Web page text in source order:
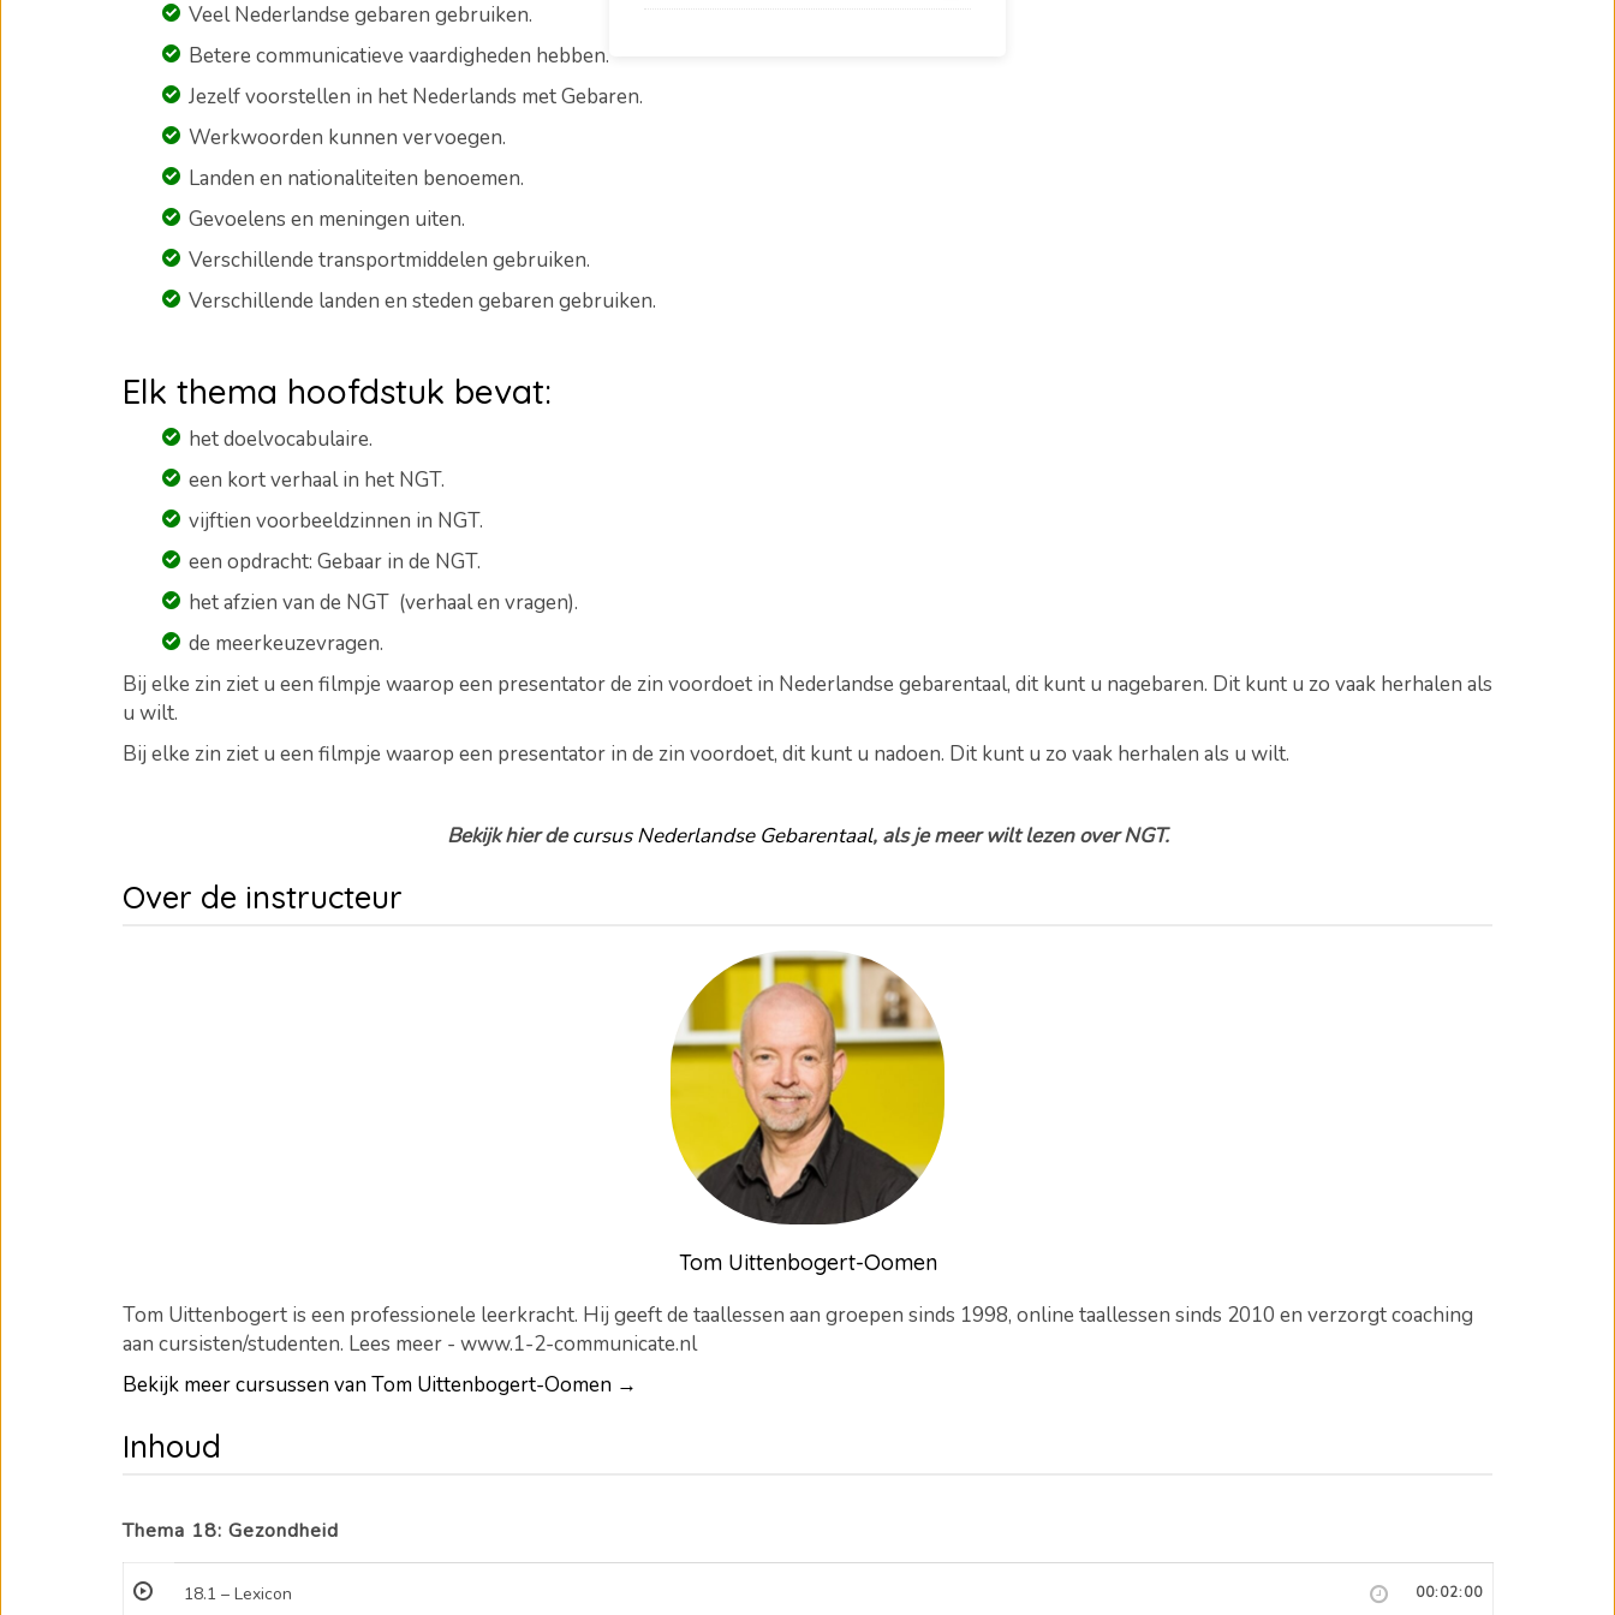
Veel Nederlandse gebaren gebruiken.
Betere communicatieve vaardigheden hebben.
Jezelf voorstellen in het Nederlands met Gebaren.
Werkwoorden kunnen vervoegen.
Landen en nationaliteiten benoemen.
Gevoelens en meningen uiten.
Verschillende transportmiddelen gebruiken.
Verschillende landen en steden gebaren gebruiken.
Elk thema hoofdstuk bevat:
het doelvocabulaire.
een kort verhaal in het NGT.
vijftien voorbeeldzinnen in NGT.
een opdracht: Gebaar in de NGT.
het afzien van de NGT (verhaal en vragen).
de meerkeuzevragen.
Bij elke zin ziet u een filmpje waarop een presentator de zin voordoet in Nederlandse gebarentaal, dit kunt u nagebaren. Dit kunt u zo vaak herhalen als
u wilt.
Bij elke zin ziet u een filmpje waarop een presentator in de zin voordoet, dit kunt u nadoen. Dit kunt u zo vaak herhalen als u wilt.
Bekijk hier decursus Nederlandse Gebarentaal, als je meer wilt lezen over NGT.
Over de instructeur
Tom Uittenbogert-Oomen
Tom Uittenbogert is een professionele leerkracht. Hij geeft de taallessen aan groepen sinds 1998, online taallessen sinds 2010 en verzorgt coaching
aan cursisten/studenten. Lees meer - www.1-2-communicate.nl
Bekijk meer cursussen van Tom Uittenbogert-Oomen →
Inhoud
Thema 18: Gezondheid
18.1 – Lexicon 00:02:00